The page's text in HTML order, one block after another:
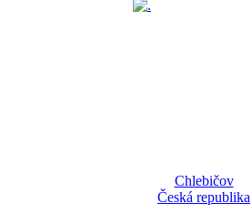
Chlebičov
Česká republika